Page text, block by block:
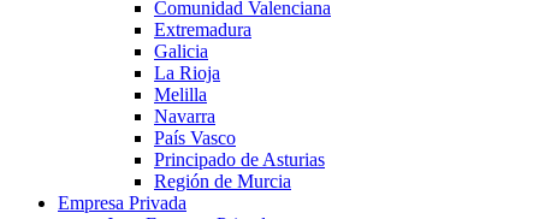
Comunidad Valenciana
Extremadura
Galicia
La Rioja
Melilla
Navarra
País Vasco
Principado de Asturias
Región de Murcia
Empresa Privada